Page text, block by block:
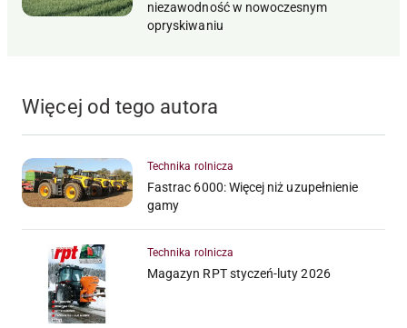
niezawodność w nowoczesnym
opryskiwaniu
Więcej od tego autora
Technika rolnicza
Fastrac 6000: Więcej niż uzupełnienie
gamy
Technika rolnicza
Magazyn RPT styczeń-luty 2026